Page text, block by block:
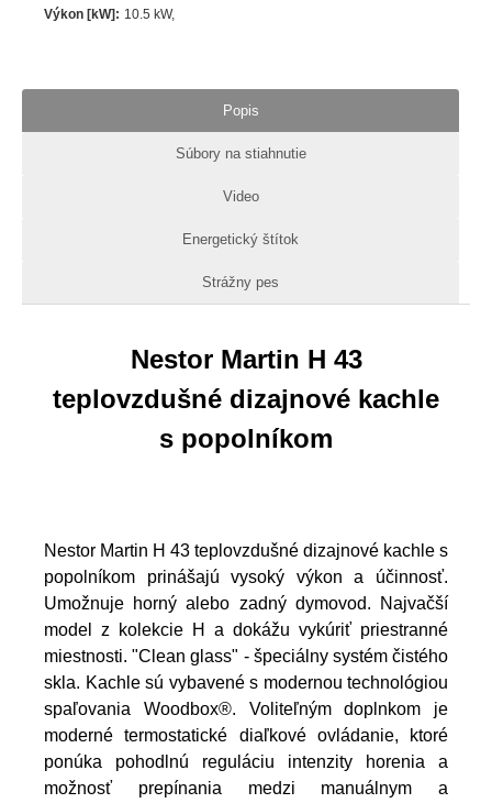
Výkon [kW] : 10.5 kW
Popis
Súbory na stiahnutie
Video
Energetický štítok
Strážny pes
Nestor Martin H 43
teplovzdušné dizajnové kachle
s popolníkom
Nestor Martin H 43 teplovzdušné dizajnové kachle s
popolníkom prinášajú vysoký výkon a účinnosť.
Umožnuje horný alebo zadný dymovod. Najvačší
model z kolekcie H a dokážu vykúriť priestranné
miestnosti. "Clean glass" - špeciálny systém čistého
skla. Kachle sú vybavené s modernou technológiou
spaľovania Woodbox®. Voliteľným doplnkom je
moderné termostatické diaľkové ovládanie, ktoré
ponúka pohodlnú reguláciu intenzity horenia a
možnosť prepínania medzi manuálnym a